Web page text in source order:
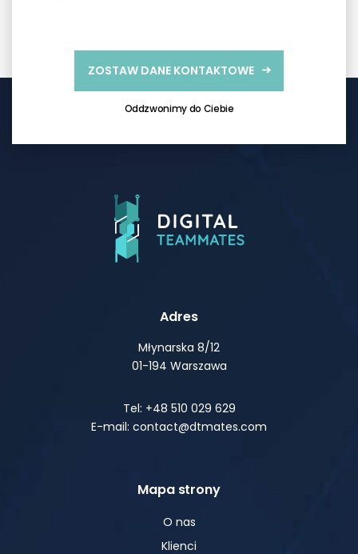
ZOSTAW DANE KONTAKTOWE
Oddzwonimy do Ciebie
Adres
Młynarska 8/12
01-194 Warszawa
Tel: +48 510 029 629
E-mail: contact@dtmates.com
Mapa strony
O nas
Klienci